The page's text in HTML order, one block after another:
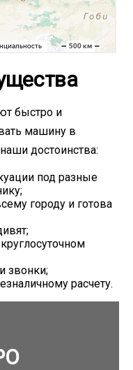
быстро и
машину в
достоинства:
под разные
городу и готова
звонки;
расчету.